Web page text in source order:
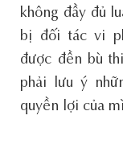
không đầy đủ
bị đối tác vi
được đền bù
phải lưu ý
quyền lợi của